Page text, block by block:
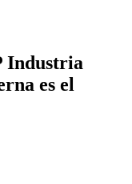
Industria
es el